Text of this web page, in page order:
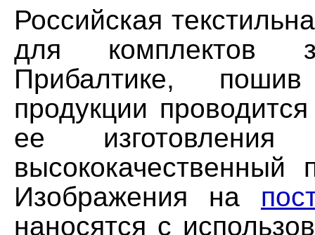
Российская
для комплектов
Прибалтике, пошив
продукции
ее изготовления
высококачественный
Изображения на
наносятся с